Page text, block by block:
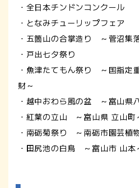
・全日本チンドンコンクール
・となみチューリップフェア
・五箇山の合掌造り ～菅沼集
・戸出七夕祭り
・魚津たてもん祭り ～国指定
財～
・越中おわら風の盆 ～富山県
・紅葉の立山 ～富山県 立山町
・南砺菊祭り ～南砺市園芸植
・田尻池の白鳥 ～富山市 山本